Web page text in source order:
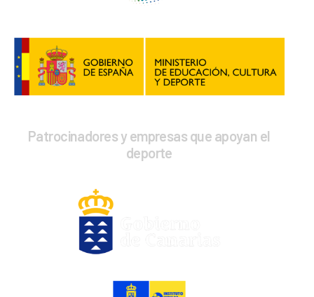
Patrocinadores y empresas que apoyan el
deporte